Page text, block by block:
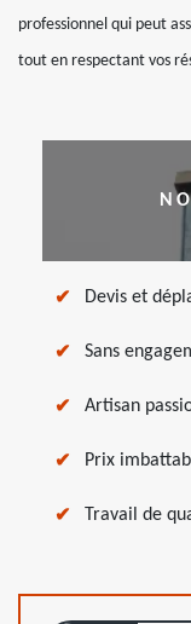
professionnel qui peut
tout en respectant vos
Devis et
Sans
Artisan
Prix
Travail de